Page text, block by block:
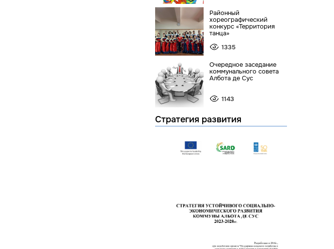
Районный
хореографический
конкурс «Территория
танца»
1335
Очередное заседание
коммунального совета
Албота де Сус
1143
Стратегия развития